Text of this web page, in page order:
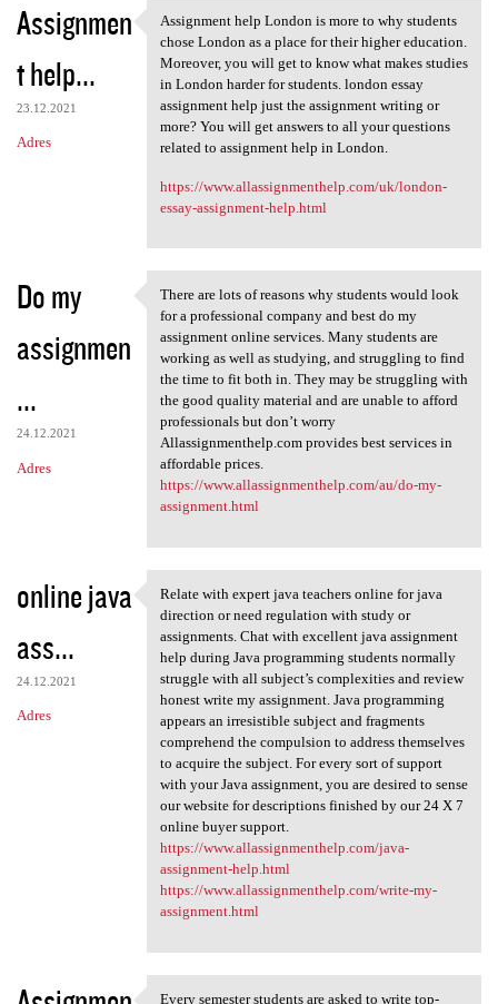
Assignmen
t help...
23.12.2021
Adres
Assignment help London is
Assignment help London is more to why students
chose London as a place for their higher education.
Moreover, you will get to know what makes studies
in London harder for students. london essay
assignment help just the assignment writing or
more? You will get answers to all your questions
related to assignment help in London.
https://www.allassignmenthelp.com/uk/london-
essay-assignment-help.html
Do my
assignmen
...
24.12.2021
Adres
There are lots of reasons why
There are lots of reasons why students would look
for a professional company and best do my
assignment online services. Many students are
working as well as studying, and struggling to find
the time to fit both in. They may be struggling with
the good quality material and are unable to afford
professionals but don’t worry
Allassignmenthelp.com provides best services in
affordable prices.
https://www.allassignmenthelp.com/au/do-my-
assignment.html
online java
ass...
24.12.2021
Adres
Relate with expert java
Relate with expert java teachers online for java
direction or need regulation with study or
assignments. Chat with excellent java assignment
help during Java programming students normally
struggle with all subject’s complexities and review
honest write my assignment. Java programming
appears an irresistible subject and fragments
comprehend the compulsion to address themselves
to acquire the subject. For every sort of support
with your Java assignment, you are desired to sense
our website for descriptions finished by our 24 X 7
online buyer support.
https://www.allassignmenthelp.com/java-
assignment-help.html
https://www.allassignmenthelp.com/write-my-
assignment.html
Every semester students are asked to write top-